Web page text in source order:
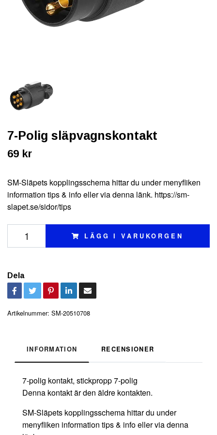
7-Polig släpvagnskontakt
69 kr
SM-Släpets kopplingsschema hittar du under menyfliken
information tips & info eller via denna länk. https://sm-
slapet.se/sidor/tips
LÄGG I VARUKORGEN
Dela
Artikelnummer: SM-20510708
INFORMATION RECENSIONER
7-polig kontakt, stickpropp 7-polig
Denna kontakt är den äldre kontakten.
SM-Släpets kopplingsschema hittar du under
menyfliken information tips & info eller via denna